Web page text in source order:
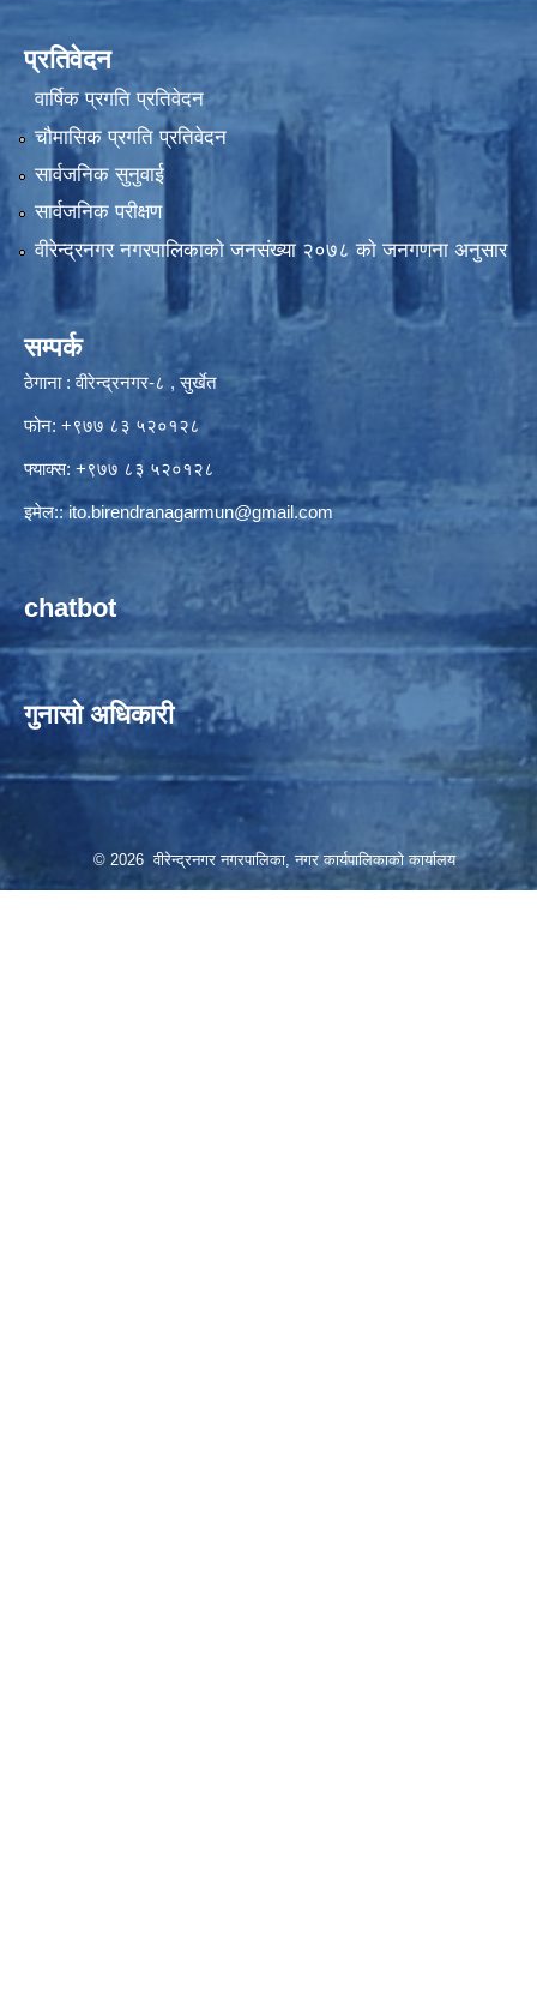
प्रतिवेदन
वार्षिक प्रगति प्रतिवेदन
चौमासिक प्रगति प्रतिवेदन
सार्वजनिक सुनुवाई
सार्वजनिक परीक्षण
वीरेन्द्रनगर नगरपालिकाकाे जनसंख्या २०७८ काे जनगणना अनुसार
सम्पर्क
ठेगाना : वीरेन्द्रनगर-८ , सुर्खेत
फोन: +९७७ ८३ ५२०१२८
फ्याक्स: +९७७ ८३ ५२०१२८
इमेल::ito.birendranagarmun@gmail.com
chatbot
गुनासो अधिकारी
© 2026 वीरेन्द्रनगर नगरपालिका, नगर कार्यपालिकाको कार्यालय